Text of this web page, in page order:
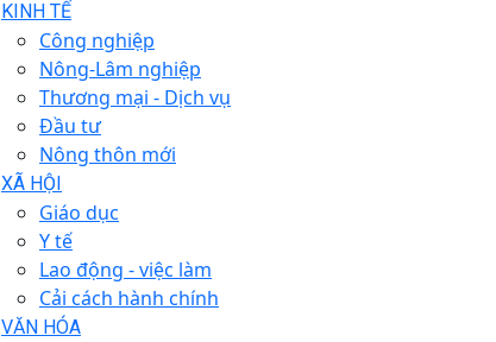
KINH TẾ
Công nghiệp
Nông-Lâm nghiệp
Thương mại - Dịch vụ
Đầu tư
Nông thôn mới
XÃ HỘI
Giáo dục
Y tế
Lao động - việc làm
Cải cách hành chính
VĂN HÓA